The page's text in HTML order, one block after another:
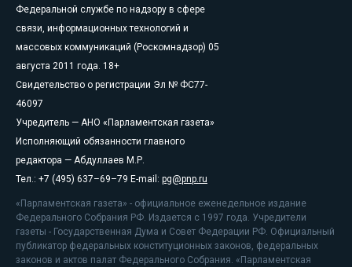
Федеральной службе по надзору в сфере
связи, информационных технологий и
массовых коммуникаций (Роскомнадзор) 05
августа 2011 года. 18+
Свидетельство о регистрации Эл № ФС77-
46097
Учредитель — АНО «Парламентская газета»
Исполняющий обязанности главного
редактора — Абдуллаев М.Р.
Тел.: +7 (495) 637–69–79 E-mail: pg@pnp.ru
«Парламентская газета» - официальное еженедельное издание
Федерального Собрания РФ. Издается с 1997 года. Учредители
газеты - Государственная Дума и Совет Федерации РФ. Официальный
публикатор федеральных конституционных законов, федеральных
законов и актов палат Федерального Собрания. «Парламентская